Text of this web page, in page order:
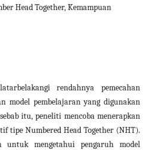
Head Together, Kemampuan
rendahnya pemecahan
model pembelajaran yang digunakan
itu, peneliti mencoba menerapkan
tipe Numbered Head Together (NHT).
mengetahui pengaruh model